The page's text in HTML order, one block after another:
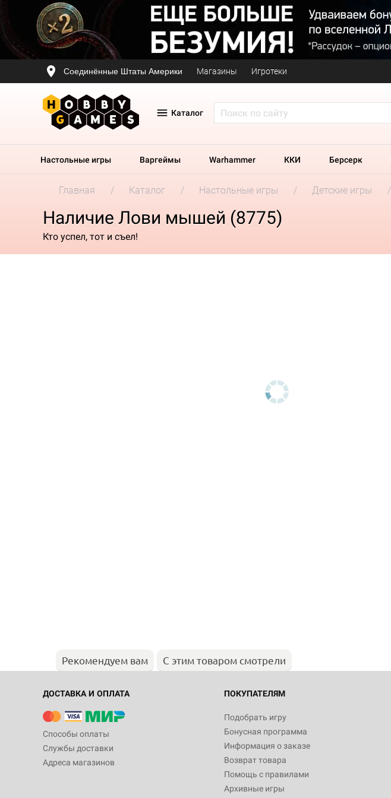
Соединённые Штаты Америки Магазины Игротеки
Каталог
Настольные игры Варгеймы Warhammer ККИ Берсерк
Главная Каталог Настольные игры Детские игры
Наличие Лови мышей (8775)
Кто успел, тот и съел!
Рекомендуем вам С этим товаром смотрели
ДОСТАВКА И ОПЛАТА
Способы оплаты
Службы доставки
Адреса магазинов
ПОКУПАТЕЛЯМ
Подобрать игру
Бонусная программа
Информация о заказе
Возврат товара
Помощь с правилами
Архивные игры